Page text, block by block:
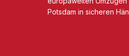
Potsdam in sicheren